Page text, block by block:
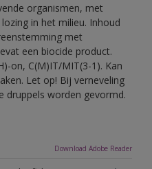
organismen, met
in het milieu. Inhoud
met
een biocide product.
on, C(M)IT/MIT(3-1). Kan
Let op! Bij verneveling
druppels worden gevormd.
Download Adobe Reader